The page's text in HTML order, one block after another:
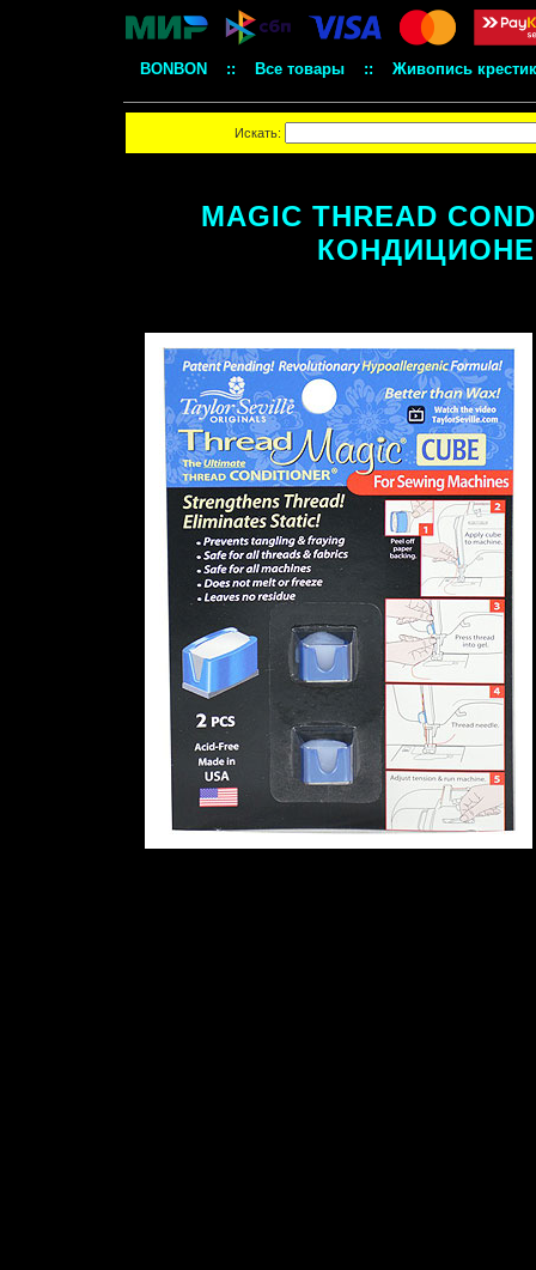
BONBON :: Все товары :: Живопись
Искать:
MAGIC THREAD